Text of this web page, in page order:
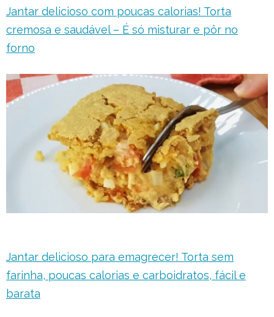
Jantar delicioso com poucas calorias! Torta
cremosa e saudável – É só misturar e pôr no
forno
Jantar delicioso para emagrecer! Torta sem
farinha, poucas calorias e carboidratos, fácil e
barata